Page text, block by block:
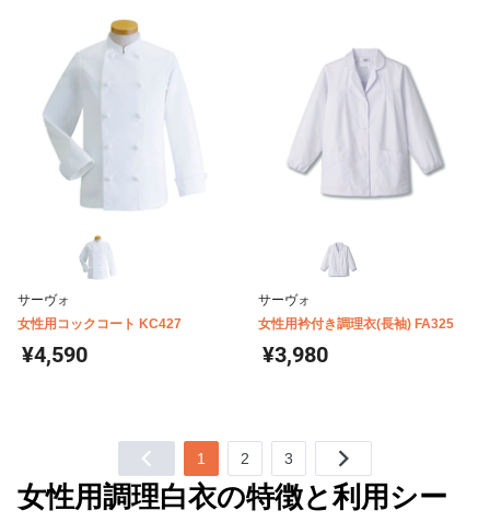
サーヴォ
女性用コックコート KC427
¥4,590
サーヴォ
女性用衿付き調理衣(長袖) FA325
¥3,980
1 2 3
女性用調理白衣の特徴と利用シー